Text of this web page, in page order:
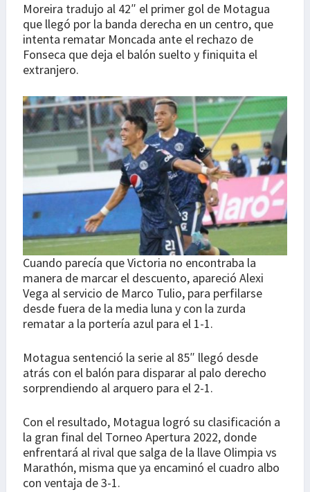
Moreira tradujo al 42″ el primer gol de Motagua
que llegó por la banda derecha en un centro, que
intenta rematar Moncada ante el rechazo de
Fonseca que deja el balón suelto y finiquita el
extranjero.
Cuando parecía que Victoria no encontraba la
manera de marcar el descuento, apareció Alexi
Vega al servicio de Marco Tulio, para perfilarse
desde fuera de la media luna y con la zurda
rematar a la portería azul para el 1-1.
Motagua sentenció la serie al 85″ llegó desde
atrás con el balón para disparar al palo derecho
sorprendiendo al arquero para el 2-1.
Con el resultado, Motagua logró su clasificación a
la gran final del Torneo Apertura 2022, donde
enfrentará al rival que salga de la llave Olimpia vs
Marathón, misma que ya encaminó el cuadro albo
con ventaja de 3-1.